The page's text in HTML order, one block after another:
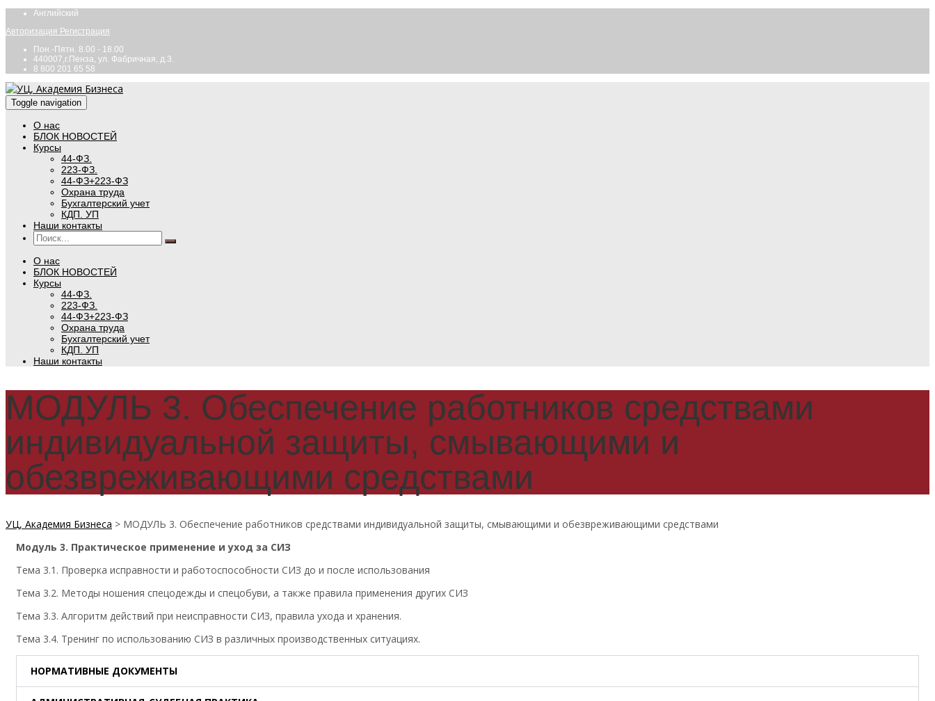
Английский
Авторизация Регистрация
Пон.-Пятн. 8.00 - 18.00
440007,г.Пенза, ул. Фабричная, д.3.
8 800 201 65 58
Toggle navigation
О нас
БЛОК НОВОСТЕЙ
Курсы
44-ФЗ.
223-ФЗ.
44-ФЗ+223-ФЗ
Охрана труда
Бухгалтерский учет
КДП. УП
Наши контакты
О нас
БЛОК НОВОСТЕЙ
Курсы
44-ФЗ.
223-ФЗ.
44-ФЗ+223-ФЗ
Охрана труда
Бухгалтерский учет
КДП. УП
Наши контакты
МОДУЛЬ 3. Обеспечение работников средствами
индивидуальной защиты, смывающими и
обезвреживающими средствами
УЦ, Академия Бизнеса > МОДУЛЬ 3. Обеспечение работников средствами индивидуальной защиты, смывающими и обезвреживающими средствами
Модуль 3. Практическое применение и уход за СИЗ
Тема 3.1. Проверка исправности и работоспособности СИЗ до и после использования
Тема 3.2. Методы ношения спецодежды и спецобуви, а также правила применения других СИЗ
Тема 3.3. Алгоритм действий при неисправности СИЗ, правила ухода и хранения.
Тема 3.4. Тренинг по использованию СИЗ в различных производственных ситуациях.
НОРМАТИВНЫЕ ДОКУМЕНТЫ